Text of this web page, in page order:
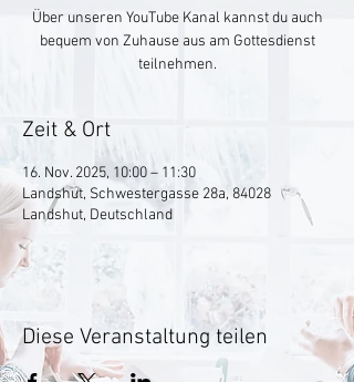
Über unseren YouTube Kanal kannst du auch
bequem von Zuhause aus am Gottesdienst
teilnehmen.
Zeit & Ort
16. Nov. 2025, 10:00 – 11:30
Landshut, Schwestergasse 28a, 84028
Landshut, Deutschland
Diese Veranstaltung teilen